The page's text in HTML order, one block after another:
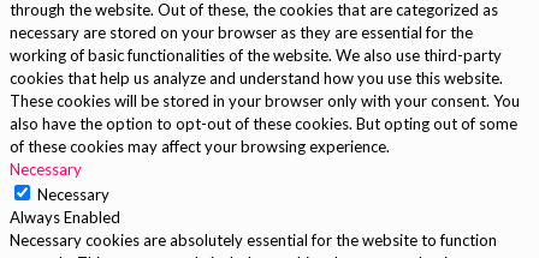
through the website. Out of these, the cookies that are categorized as
necessary are stored on your browser as they are essential for the
working of basic functionalities of the website. We also use third-party
cookies that help us analyze and understand how you use this website.
These cookies will be stored in your browser only with your consent. You
also have the option to opt-out of these cookies. But opting out of some
of these cookies may affect your browsing experience.
Necessary
Necessary
Always Enabled
Necessary cookies are absolutely essential for the website to function